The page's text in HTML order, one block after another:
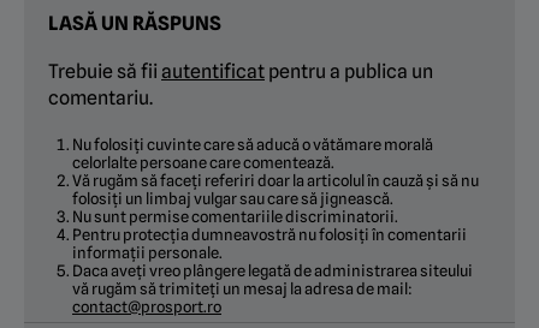
LASĂ UN RĂSPUNS
Trebuie să fii autentificat pentru a publica un
comentariu.
Nu folosiți cuvinte care să aducă o vătămare morală
celorlalte persoane care comentează.
Vă rugăm să faceți referiri doar la articolul în cauză și să nu
folosiți un limbaj vulgar sau care să jignească.
Nu sunt permise comentariile discriminatorii.
Pentru protecția dumneavostră nu folosiți în comentarii
informații personale.
Daca aveți vreo plângere legată de administrarea siteului
vă rugăm să trimiteți un mesaj la adresa de mail:
contact@prosport.ro